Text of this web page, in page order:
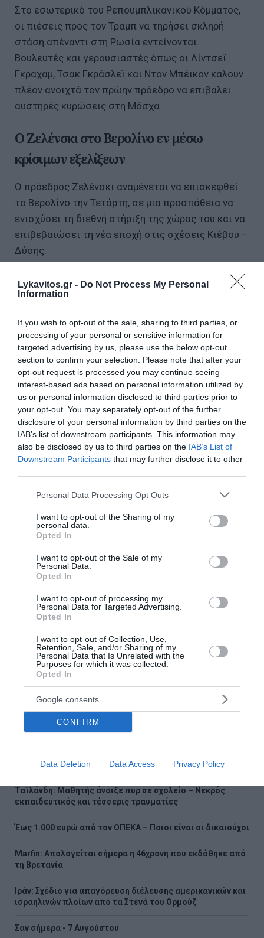
Lykavitos.gr - Do Not Process My Personal
Information
If you wish to opt-out of the sale, sharing to third parties, or
processing of your personal or sensitive information for
targeted advertising by us, please use the below opt-out
section to confirm your selection. Please note that after your
opt-out request is processed you may continue seeing
interest-based ads based on personal information utilized by
us or personal information disclosed to third parties prior to
your opt-out. You may separately opt-out of the further
disclosure of your personal information by third parties on the
IAB’s list of downstream participants. This information may
also be disclosed by us to third parties on the IAB’s List of
Downstream Participants that may further disclose it to other
Please note that this website/app uses one or more Google
not limited to your visit or usage behaviour. You may click to
grant or deny consent to Google and its third-party tags to
use your data for below specified purposes in below Google
consent section.
Personal Data Processing Opt Outs
I want to opt-out of the Sharing of my
personal data.
Opted In
I want to opt-out of the Sale of my
Personal Data.
Opted In
I want to opt-out of processing my
Personal Data for Targeted Advertising.
Opted In
I want to opt-out of Collection, Use,
Retention, Sale, and/or Sharing of my
Personal Data that Is Unrelated with the
Purposes for which it was collected.
Opted In
Google consents
CONFIRM
Data Deletion Data Access Privacy Policy
Στο εσωτερικό του Ρεπουμπλικανικού Κόμματος,
οι πιέσεις προς τον Τραμπ να τηρήσει σκληρή
στάση απέναντι στη Ρωσία εντείνονται.
Βουλευτές και γερουσιαστές όπως οι Λίντσεϊ
Γκράχαμ, Τσακ Γκράσλεϊ και Ντον Μπέικον καλούν
πλέον ανοιχτά τον πρώην πρόεδρο να επιβάλει
αυστηρές κυρώσεις στη Μόσχα.
Ο Ζελένσκι στο Βερολίνο εν μέσω
κρίσιμων εξελίξεων
Ο πρόεδρος Ζελένσκι αναμένεται να επισκεφθεί
το Βερολίνο την Τετάρτη, σε μια προσπάθεια να
ενισχύσει τη διεθνή στήριξη της χώρας του και να
επιβεβαιώσει τη νέα εποχή στις σχέσεις Κιέβου –
Δύσης.
«Χωρίς πραγματικά ισχυρή πίεση στην ηγεσία της
Ρωσίας, αυτή η βαρβαρότητα δεν μπορεί να
τις φονικές επιθέσεις του Σαββατοκύριακου.
Με τον πόλεμο να διανύει τον τέταρτο χρόνο και
τις διπλωματικές ισορροπίες να μεταβάλλονται
ραγδαία, το επόμενο διάστημα διαγράφεται
καθοριστικό όχι μόνο για την έκβαση της
σύγκρουσης στην Ουκρανία αλλά και για τη
σταθερότητα στην ευρύτερη περιοχή της Ευρώπης.
Η Ε.Ε. ενέκρινε το πρόγραμμα «SAFE» ύψους 150
δισ. ευρώ για την άμυνα - Τι προβλέπεται για την
Τουρκία
Ευρώπη - «Βουτιά» πωλήσεων 49% τον Απρίλιο
WSJ: Ο Τραμπ εξετάζει κυρώσεις στη Ρωσία - «Ο
Πούτιν δεν θέλει πραγματικά ειρήνη»
Ακολουθήστε το Lykavitos.gr
στο Google News
ειδήσεις
Κοτόπουλο με μελιτζάνες
φωτιές – Ζητά άμεση λειτουργία του ραντάρ της Αίγινας
Ταϊλάνδη: Μαθητής άνοιξε πυρ σε σχολείο – Νεκρός
εκπαιδευτικός και τέσσερις τραυματίες
Έως 1.000 ευρώ από τον ΟΠΕΚΑ – Ποιοι είναι οι δικαιούχοι
Marfin: Απολογείται σήμερα η 46χρονη που εκδόθηκε από
τη Βρετανία
Ιράν: Σχέδιο για απαγόρευση διέλευσης αμερικανικών και
ισραηλινών πλοίων από τα Στενά του Ορμούζ
Σαν σήμερα - 7 Αυγούστου